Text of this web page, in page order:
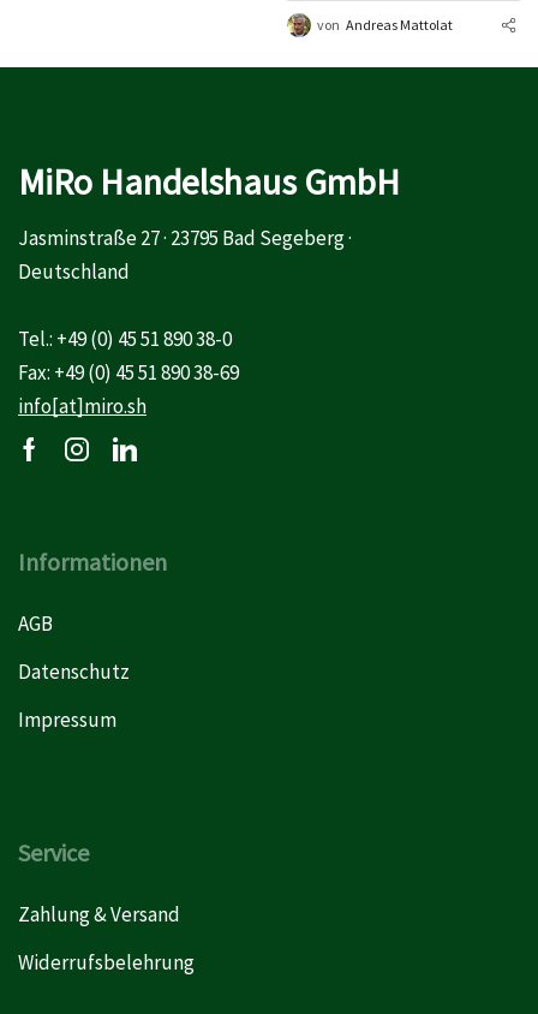
von Andreas Mattolat
MiRo Handelshaus GmbH
Jasminstraße 27 · 23795 Bad Segeberg ·
Deutschland
Tel.: +49 (0) 45 51 890 38-0
Fax: +49 (0) 45 51 890 38-69
info[at]miro.sh
Informationen
AGB
Datenschutz
Impressum
Service
Zahlung & Versand
Widerrufsbelehrung